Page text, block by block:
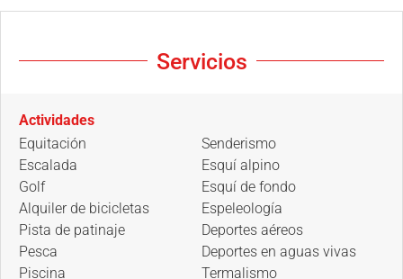
Servicios
Actividades
Equitación
Escalada
Golf
Alquiler de bicicletas
Pista de patinaje
Pesca
Piscina
Senderismo
Esquí alpino
Esquí de fondo
Espeleología
Deportes aéreos
Deportes en aguas vivas
Termalismo